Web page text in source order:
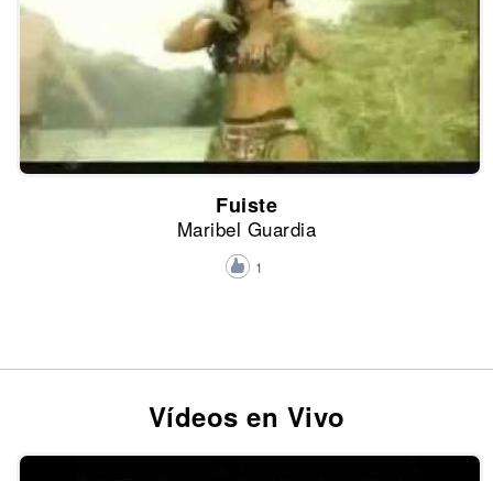
Fuiste
Maribel Guardia
1
Vídeos en Vivo